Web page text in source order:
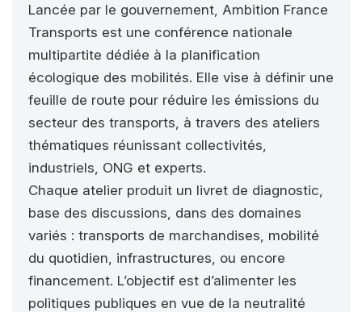
Lancée par le gouvernement, Ambition France
Transports est une conférence nationale
multipartite dédiée à la planification
écologique des mobilités. Elle vise à définir une
feuille de route pour réduire les émissions du
secteur des transports, à travers des ateliers
thématiques réunissant collectivités,
industriels, ONG et experts.
Chaque atelier produit un livret de diagnostic,
base des discussions, dans des domaines
variés : transports de marchandises, mobilité
du quotidien, infrastructures, ou encore
financement. L’objectif est d’alimenter les
politiques publiques en vue de la neutralité